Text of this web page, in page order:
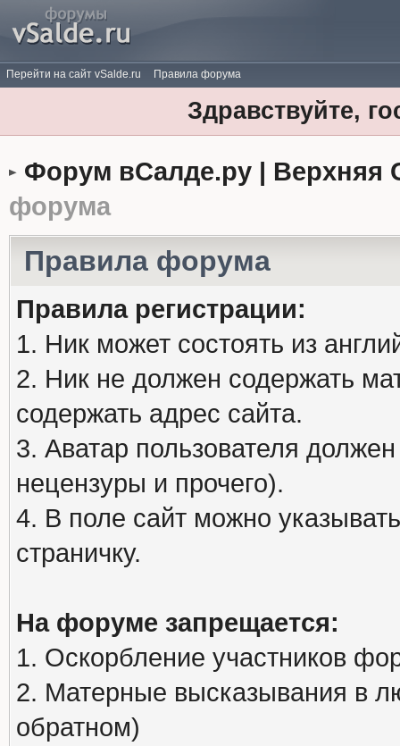
Перейти на сайт vSalde.ru Правила форума
Здравствуйте,
Форум вСалде.ру | Верхняя
форума
Правила форума
Правила регистрации:
1. Ник может состоять из
2. Ник не должен содержать
содержать адрес сайта.
3. Аватар пользователя
нецензуры и прочего).
4. В поле сайт можно
страничку.
На форуме запрещается:
1. Оскорбление участников
2. Матерные высказывания в
обратном)